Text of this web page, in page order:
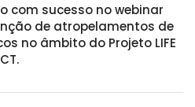
com sucesso no webinar
de atropelamentos de
no âmbito do Projeto LIFE